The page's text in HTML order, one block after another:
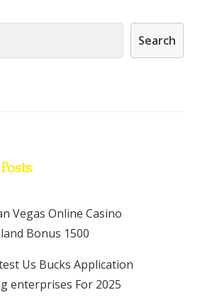
Search
Vegas Online Casino
Bonus 1500
Us Bucks Application
enterprises For 2025